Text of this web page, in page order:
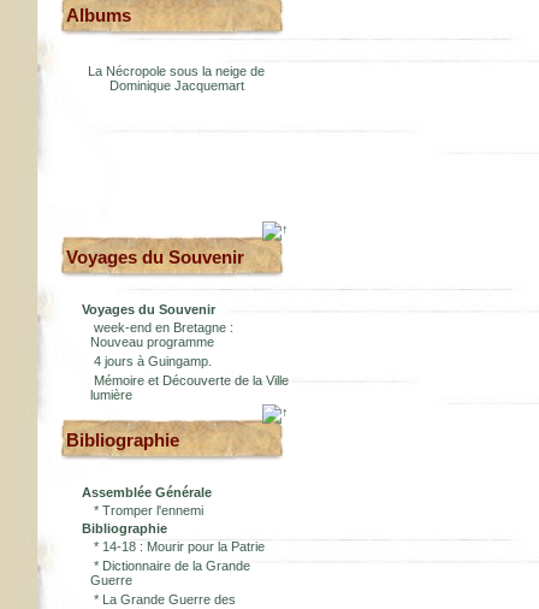
Albums
La Nécropole sous la neige de
Dominique Jacquemart
Voyages du Souvenir
Voyages du Souvenir
week-end en Bretagne :
Nouveau programme
4 jours à Guingamp.
Mémoire et Découverte de la Ville
lumière
Bibliographie
Assemblée Générale
* Tromper l'ennemi
Bibliographie
* 14-18 : Mourir pour la Patrie
* Dictionnaire de la Grande
Guerre
* La Grande Guerre des